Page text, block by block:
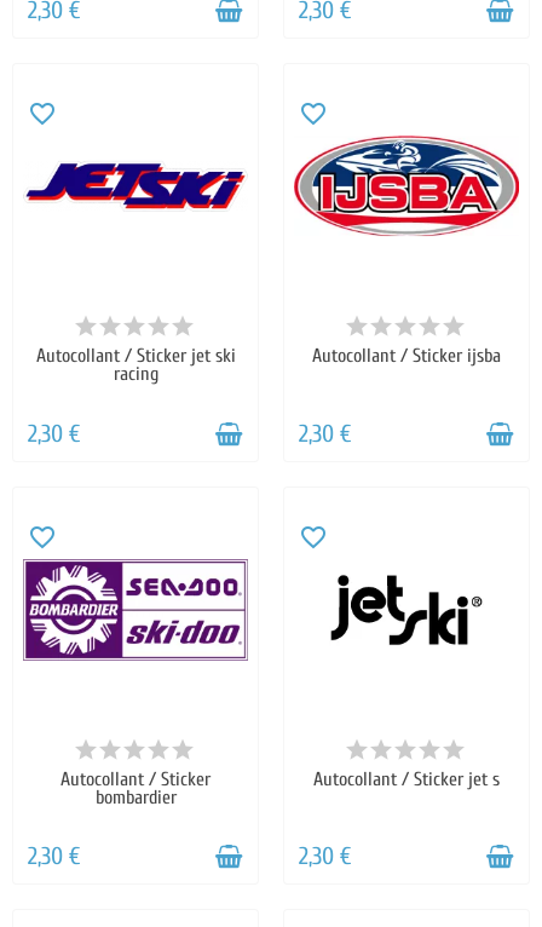
2,30 € 2,30 €
favorite_border
Autocollant / Sticker jet ski
racing
2,30 €
favorite_border
Autocollant / Sticker ijsba
2,30 €
favorite_border
Autocollant / Sticker
bombardier
2,30 €
favorite_border
Autocollant / Sticker jet s
2,30 €